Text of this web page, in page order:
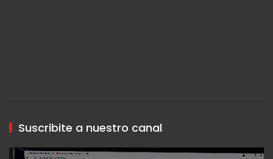
Suscribite a nuestro canal